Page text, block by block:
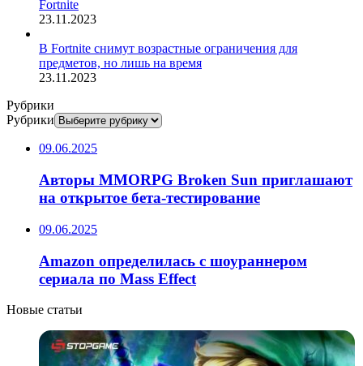
Fortnite
23.11.2023
В Fortnite снимут возрастные ограничения для
предметов, но лишь на время
23.11.2023
Рубрики
Рубрики
09.06.2025
Авторы MMORPG Broken Sun приглашают
на открытое бета-тестирование
09.06.2025
Amazon определилась с шоураннером
сериала по Mass Effect
Новые статьи